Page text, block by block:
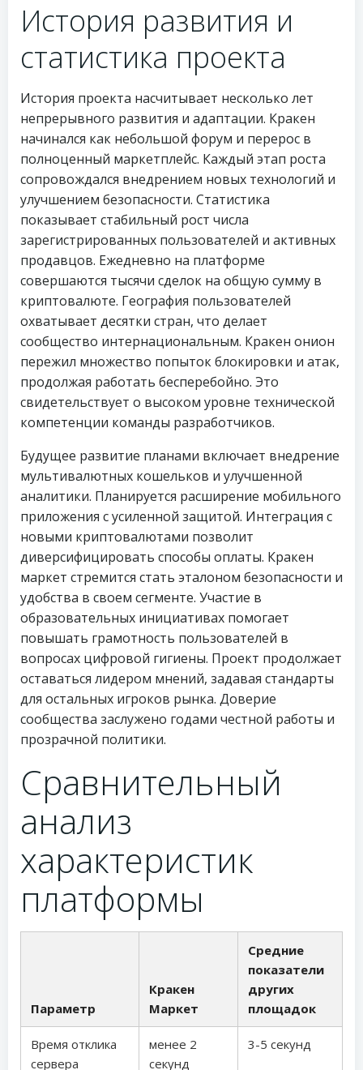
История развития и
статистика проекта
История проекта насчитывает несколько лет
непрерывного развития и адаптации. Кракен
начинался как небольшой форум и перерос в
полноценный маркетплейс. Каждый этап роста
сопровождался внедрением новых технологий и
улучшением безопасности. Статистика
показывает стабильный рост числа
зарегистрированных пользователей и активных
продавцов. Ежедневно на платформе
совершаются тысячи сделок на общую сумму в
криптовалюте. География пользователей
охватывает десятки стран, что делает
сообщество интернациональным. Кракен онион
пережил множество попыток блокировки и атак,
продолжая работать бесперебойно. Это
свидетельствует о высоком уровне технической
компетенции команды разработчиков.
Будущее развитие планами включает внедрение
мультивалютных кошельков и улучшенной
аналитики. Планируется расширение мобильного
приложения с усиленной защитой. Интеграция с
новыми криптовалютами позволит
диверсифицировать способы оплаты. Кракен
маркет стремится стать эталоном безопасности и
удобства в своем сегменте. Участие в
образовательных инициативах помогает
повышать грамотность пользователей в
вопросах цифровой гигиены. Проект продолжает
оставаться лидером мнений, задавая стандарты
для остальных игроков рынка. Доверие
сообщества заслужено годами честной работы и
прозрачной политики.
Сравнительный
анализ
характеристик
платформы
Параметр
Кракен
Маркет
Средние
показатели
других
площадок
Время отклика
сервера
менее 2
секунд
3-5 секунд